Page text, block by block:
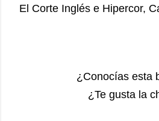
El Corte Inglés e Hipercor,
¿Conocías esta
¿Te gusta la